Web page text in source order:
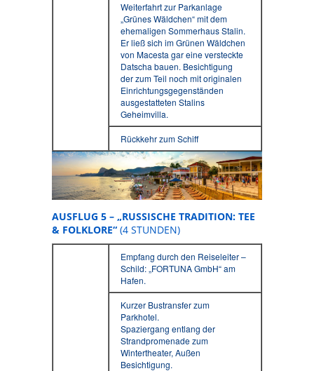
Weiterfahrt zur Parkanlage
„Grünes Wäldchen“ mit dem
ehemaligen Sommerhaus Stalin.
Er ließ sich im Grünen Wäldchen
von Macesta gar eine versteckte
Datscha bauen. Besichtigung
der zum Teil noch mit originalen
Einrichtungsgegenständen
ausgestatteten Stalins
Geheimvilla.
Rückkehr zum Schiff
AUSFLUG 5 – „RUSSISCHE TRADITION: TEE
& FOLKLORE“ (4 STUNDEN)
Empfang durch den Reiseleiter –
Schild: „FORTUNA GmbH“ am
Hafen.
Kurzer Bustransfer zum
Parkhotel.
Spaziergang entlang der
Strandpromenade zum
Wintertheater, Außen
Besichtigung.